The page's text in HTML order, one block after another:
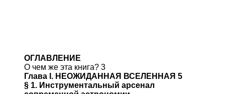
ОГЛАВЛЕНИЕ
О чем же эта книга? 3
Глава I. НЕОЖИДАННАЯ ВСЕЛЕННАЯ 5
§ 1. Инструментальный арсенал